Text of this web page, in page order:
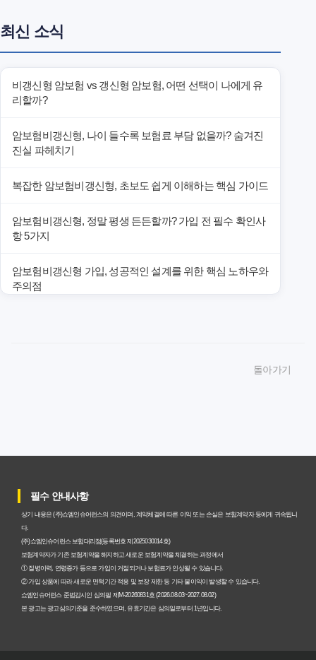
최신 소식
비갱신형 암보험 vs 갱신형 암보험, 어떤 선택이 나에게 유
리할까?
암보험비갱신형, 나이 들수록 보험료 부담 없을까? 숨겨진
진실 파헤치기
복잡한 암보험비갱신형, 초보도 쉽게 이해하는 핵심 가이드
암보험비갱신형, 정말 평생 든든할까? 가입 전 필수 확인사
항 5가지
암보험비갱신형 가입, 성공적인 설계를 위한 핵심 노하우와
주의점
갱신형 암보험과 비갱신형, 어떤 차이가 있을까? 내게 맞는
암보험비갱신형, 평생 고정 보험료의 숨겨진 가치와 현명한
선택 기준
암보험 비갱신형, 왜 지금 선택해야 할까요? 미래 보험료 걱
정 끝내는 방법
갱신형 vs 비갱신형 암보험, 당신에게 더 유리한 선택은? 완
돌아가기
필수 안내사항
상기 내용은 (주)쇼엠인슈어런스의 의견이며, 계약체결에 따른 이익 또는 손실은 보험계약자 등에게 귀속됩니
다.
(주)쇼엠인슈어런스 보험대리점(등록번호 제2025030014호)
보험계약자가 기존 보험계약을 해지하고 새로운 보험계약을 체결하는 과정에서
① 질병이력, 연령증가 등으로 가입이 거절되거나 보험료가 인상될 수 있습니다.
② 가입 상품에 따라 새로운 면책기간 적용 및 보장 제한 등 기타 불이익이 발생할 수 있습니다.
쇼엠인슈어런스 준법감시인 심의필 제M-20260831호 (2026.08.03~2027.08.02)
본 광고는 광고심의기준을 준수하였으며, 유효기간은 심의일로부터 1년입니다.